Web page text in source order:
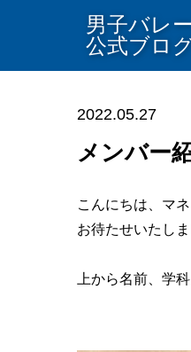
男子バレ
公式ブロ
2022.05.27
メンバー
こんにちは、マ
お待たせいたし
上から名前、学